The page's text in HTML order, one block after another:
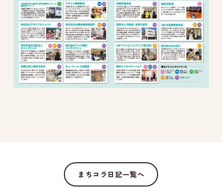
まちコラ日記一覧へ